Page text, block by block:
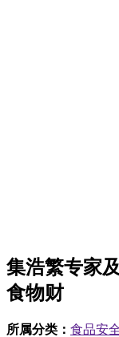
集浩繁专家
食物财
所属分类： 食品安